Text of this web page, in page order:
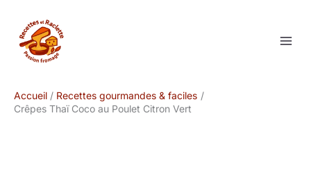
contenu
Accueil
Recettes gourmandes & faciles
Crêpes Thaï Coco au Poulet Citron Vert